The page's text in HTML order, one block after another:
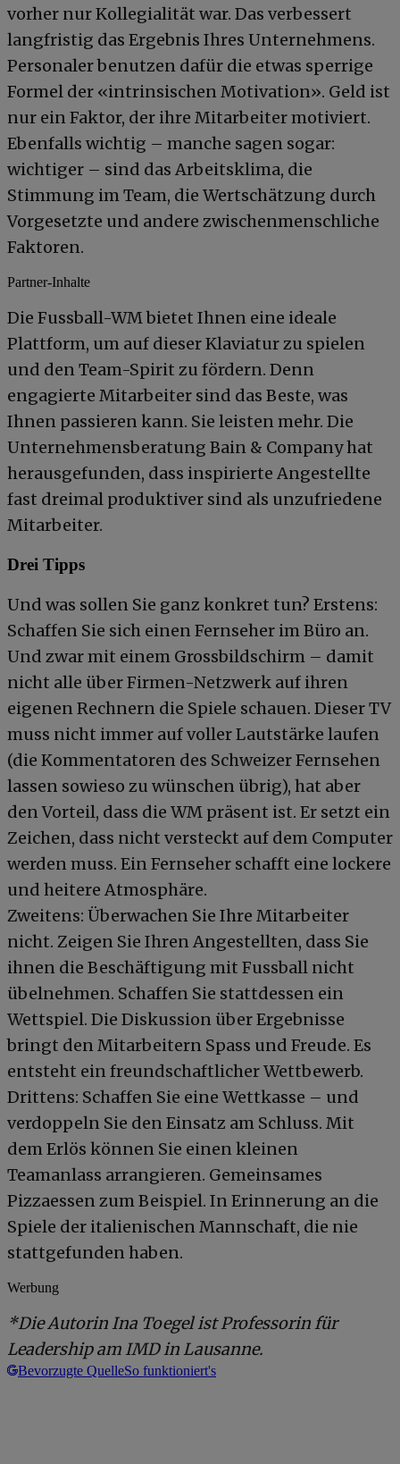
vorher nur Kollegialität war. Das verbessert
langfristig das Ergebnis Ihres Unternehmens.
Personaler benutzen dafür die etwas sperrige
Formel der «intrinsischen Motivation». Geld ist
nur ein Faktor, der ihre Mitarbeiter motiviert.
Ebenfalls wichtig – manche sagen sogar:
wichtiger – sind das Arbeitsklima, die
Stimmung im Team, die Wertschätzung durch
Vorgesetzte und andere zwischenmenschliche
Faktoren.
Partner-Inhalte
Die Fussball-WM bietet Ihnen eine ideale
Plattform, um auf dieser Klaviatur zu spielen
und den Team-Spirit zu fördern. Denn
engagierte Mitarbeiter sind das Beste, was
Ihnen passieren kann. Sie leisten mehr. Die
Unternehmensberatung Bain & Company hat
herausgefunden, dass inspirierte Angestellte
fast dreimal produktiver sind als unzufriedene
Mitarbeiter.
Drei Tipps
Und was sollen Sie ganz konkret tun? Erstens:
Schaffen Sie sich einen Fernseher im Büro an.
Und zwar mit einem Grossbildschirm – damit
nicht alle über Firmen-Netzwerk auf ihren
eigenen Rechnern die Spiele schauen. Dieser TV
muss nicht immer auf voller Lautstärke laufen
(die Kommentatoren des Schweizer Fernsehen
lassen sowieso zu wünschen übrig), hat aber
den Vorteil, dass die WM präsent ist. Er setzt ein
Zeichen, dass nicht versteckt auf dem Computer
werden muss. Ein Fernseher schafft eine lockere
und heitere Atmosphäre.
Zweitens: Überwachen Sie Ihre Mitarbeiter
nicht. Zeigen Sie Ihren Angestellten, dass Sie
ihnen die Beschäftigung mit Fussball nicht
übelnehmen. Schaffen Sie stattdessen ein
Wettspiel. Die Diskussion über Ergebnisse
bringt den Mitarbeitern Spass und Freude. Es
entsteht ein freundschaftlicher Wettbewerb.
Drittens: Schaffen Sie eine Wettkasse – und
verdoppeln Sie den Einsatz am Schluss. Mit
dem Erlös können Sie einen kleinen
Teamanlass arrangieren. Gemeinsames
Pizzaessen zum Beispiel. In Erinnerung an die
Spiele der italienischen Mannschaft, die nie
stattgefunden haben.
Werbung
*Die Autorin Ina Toegel ist Professorin für
Leadership am IMD in Lausanne.
Bevorzugte QuelleSo funktioniert's